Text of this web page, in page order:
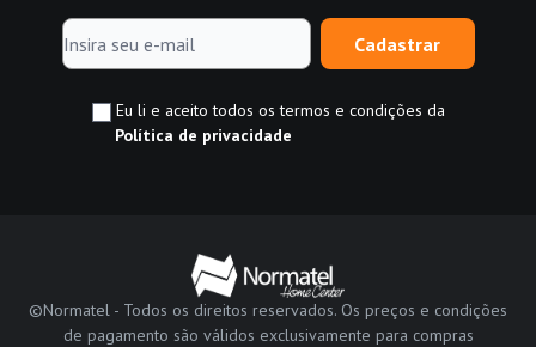
Cadastrar
Eu li e aceito todos os termos e condições da
Política de privacidade
©Normatel - Todos os direitos reservados. Os preços e condições
de pagamento são válidos exclusivamente para compras